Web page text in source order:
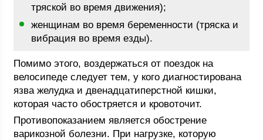
тряской во время движения);
женщинам во время беременности (тряска и
вибрация во время езды).
Помимо этого, воздержаться от поездок на
велосипеде следует тем, у кого диагностирована
язва желудка и двенадцатиперстной кишки,
которая часто обостряется и кровоточит.
Противопоказанием является обострение
варикозной болезни. При нагрузке, которую